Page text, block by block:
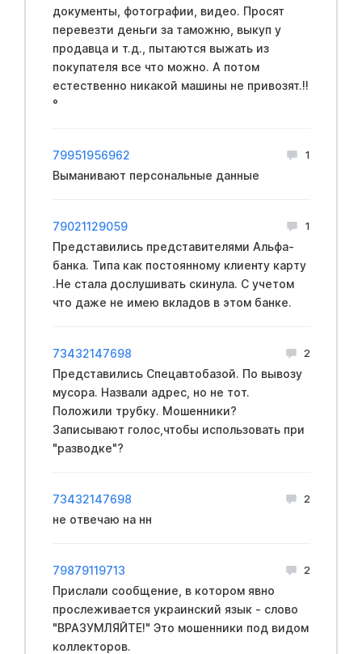
документы, фотографии, видео. Просят
перевезти деньги за таможню, выкуп у
продавца и т.д., пытаются выжать из
покупателя все что можно. А потом
естественно никакой машины не привозят.!!
°
79951956962 1
Выманивают персональные данные
79021129059 1
Представились представителями Альфа-
банка. Типа как постоянному клиенту карту
.Не стала дослушивать скинула. С учетом
что даже не имею вкладов в этом банке.
73432147698 2
Представились Спецавтобазой. По вывозу
мусора. Назвали адрес, но не тот.
Положили трубку. Мошенники?
Записывают голос,чтобы использовать при
"разводке"?
73432147698 2
не отвечаю на нн
79879119713 2
Прислали сообщение, в котором явно
прослеживается yкраинский язык - слово
"ВРАЗУМЛЯЙТЕ!" Это мошенники под видом
коллекторов.